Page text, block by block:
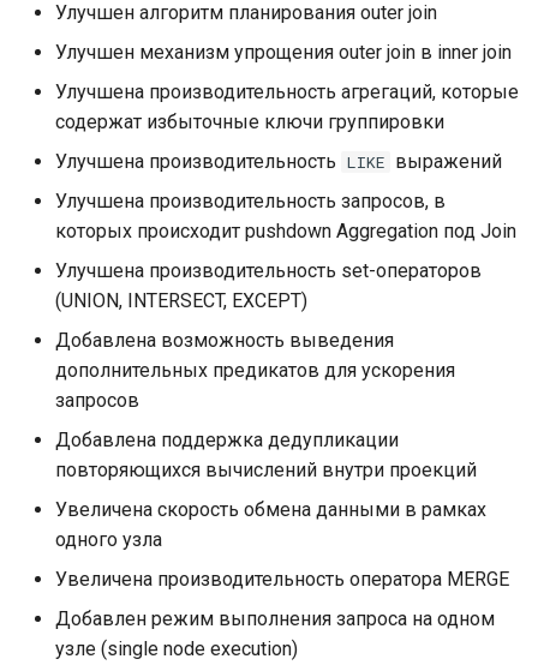
Улучшен алгоритм планирования outer join
Улучшен механизм упрощения outer join в inner join
Улучшена производительность агрегаций, которые
содержат избыточные ключи группировки
Улучшена производительность LIKE выражений
Улучшена производительность запросов, в
которых происходит pushdown Aggregation под Join
Улучшена производительность set-операторов
(UNION, INTERSECT, EXCEPT)
Добавлена возможность выведения
дополнительных предикатов для ускорения
запросов
Добавлена поддержка дедупликации
повторяющихся вычислений внутри проекций
Увеличена скорость обмена данными в рамках
одного узла
Увеличена производительность оператора MERGE
Добавлен режим выполнения запроса на одном
узле (single node execution)